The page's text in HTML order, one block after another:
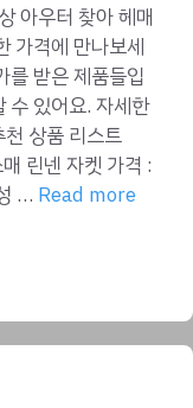
아우터 찾아 헤매
가격에 만나보세
를 받은 제품들입
수 있어요. 자세한
상품 리스트
린넨 자켓 가격 :
… Read more